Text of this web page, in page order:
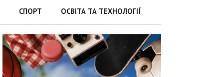
СПОРТ ОСВІТА ТА ТЕХНОЛОГІЇ